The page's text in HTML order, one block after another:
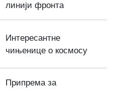
линији фронта
Интересантне
чињенице о космосу
Припрема за